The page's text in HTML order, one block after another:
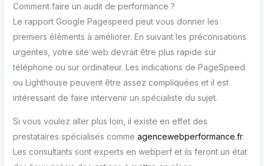
Comment faire un audit de performance ?
Le rapport Google Pagespeed peut vous donner les
premiers éléments à améliorer. En suivant les préconisations
urgentes, votre site web devrait être plus rapide sur
téléphone ou sur ordinateur. Les indications de PageSpeed
ou Lighthouse peuvent être assez compliquées et il est
intéressant de faire intervenir un spécialiste du sujet.
Si vous voulez aller plus loin, il existe en effet des
prestataires spécialisés comme agencewebperformance.fr.
Les consultants sont experts en webperf et ils feront un état